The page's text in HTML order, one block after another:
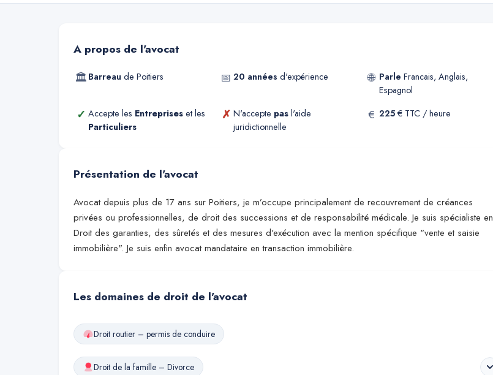
A propos de l'avocat
🏛 Barreau de Poitiers 📅 20 années d'expérience 🌐 Parle Francais, Anglais,
Espagnol
✓ Accepte les Entreprises et les
Particuliers
✗ N'accepte pas l'aide
juridictionnelle
€ 225 € TTC / heure
Présentation de l'avocat
Avocat depuis plus de 17 ans sur Poitiers, je m’occupe principalement de recouvrement de créances
privées ou professionnelles, de droit des successions et de responsabilité médicale. Je suis spécialiste en
Droit des garanties, des sûretés et des mesures d'exécution avec la mention spécifique "vente et saisie
immobilière". Je suis enfin avocat mandataire en transaction immobilière.
Les domaines de droit de l'avocat
Droit routier – permis de conduire
Droit de la famille – Divorce